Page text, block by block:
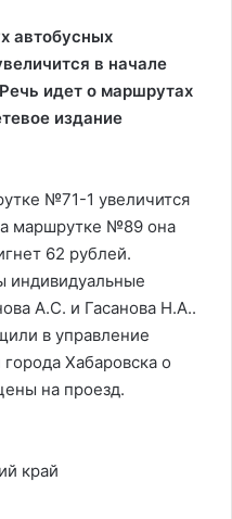
автобусных
в начале
идет о маршрутах
издание
№71-1 увеличится
маршрутке №89 она
62 рублей.
индивидуальные
А.С. и Гасанова Н.А..
в управление
Хабаровска о
на проезд.
край